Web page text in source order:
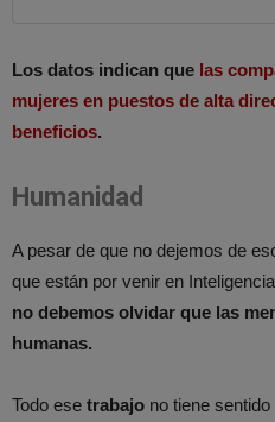
Los datos indican que las
mujeres en puestos de alta
beneficios.
Humanidad
A pesar de que no dejemos de
que están por venir en
no debemos olvidar que las
humanas.
Todo ese trabajo no tiene